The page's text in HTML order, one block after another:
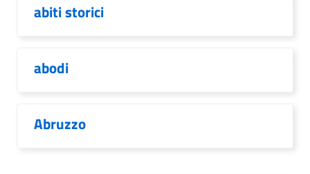
abiti storici
abodi
Abruzzo